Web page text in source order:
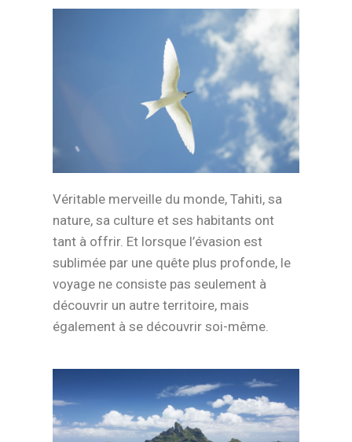
Véritable merveille du monde, Tahiti, sa
nature, sa culture et ses habitants ont
tant à offrir. Et lorsque l’évasion est
sublimée par une quête plus profonde, le
voyage ne consiste pas seulement à
découvrir un autre territoire, mais
également à se découvrir soi-même.